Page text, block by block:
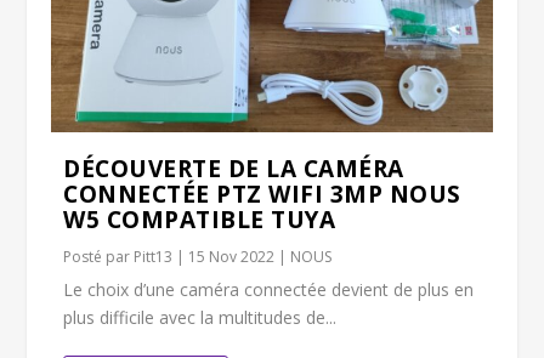
DÉCOUVERTE DE LA CAMÉRA
CONNECTÉE PTZ WIFI 3MP NOUS
W5 COMPATIBLE TUYA
Posté par Pitt13 | 15 Nov 2022 | NOUS
Le choix d’une caméra connectée devient de plus en
plus difficile avec la multitudes de...